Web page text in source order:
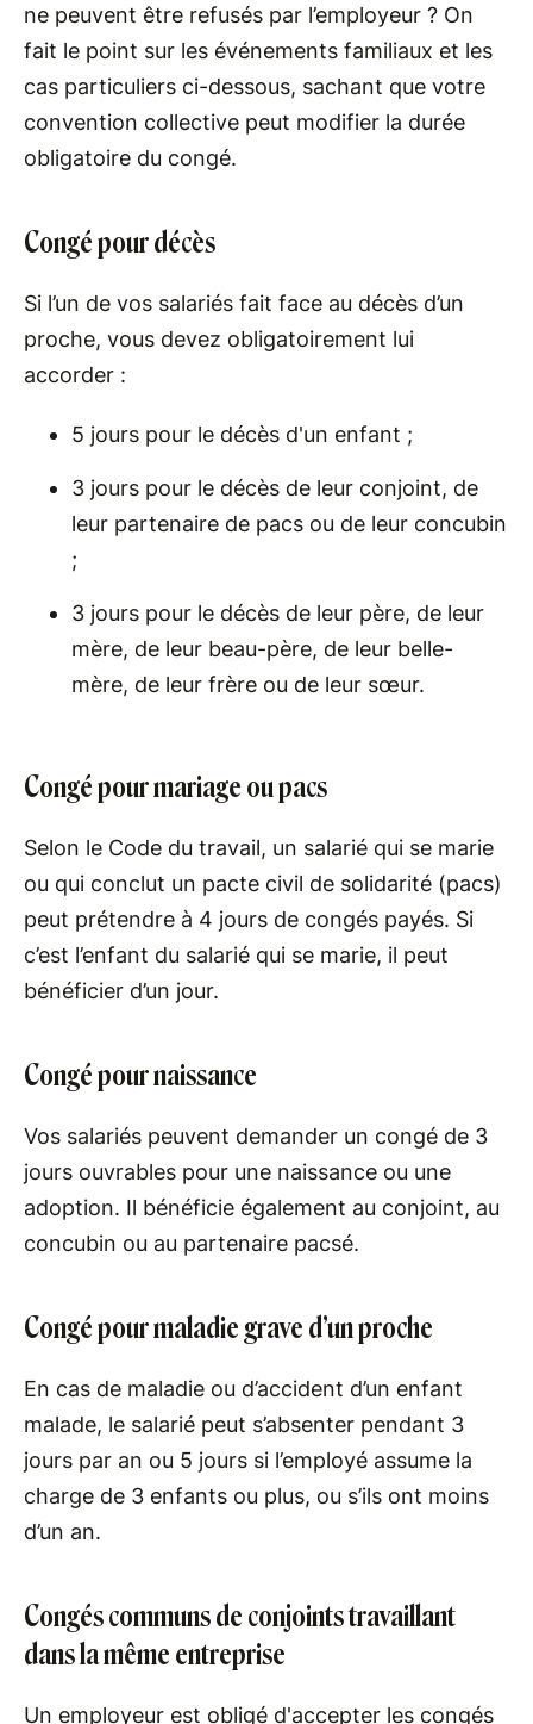
ne peuvent être refusés par l’employeur ? On
fait le point sur les événements familiaux et les
cas particuliers ci-dessous, sachant que votre
convention collective peut modifier la durée
obligatoire du congé.
Congé pour décès
Si l’un de vos salariés fait face au décès d’un
proche, vous devez obligatoirement lui
accorder :
5 jours pour le décès d'un enfant ;
3 jours pour le décès de leur conjoint, de
leur partenaire de pacs ou de leur concubin
;
3 jours pour le décès de leur père, de leur
mère, de leur beau-père, de leur belle-
mère, de leur frère ou de leur sœur.
Congé pour mariage ou pacs
Selon le Code du travail, un salarié qui se marie
ou qui conclut un pacte civil de solidarité (pacs)
peut prétendre à 4 jours de congés payés. Si
c’est l’enfant du salarié qui se marie, il peut
bénéficier d’un jour.
Congé pour naissance
Vos salariés peuvent demander un congé de 3
jours ouvrables pour une naissance ou une
adoption. Il bénéficie également au conjoint, au
concubin ou au partenaire pacsé.
Congé pour maladie grave d’un proche
En cas de maladie ou d’accident d’un enfant
malade, le salarié peut s’absenter pendant 3
jours par an ou 5 jours si l’employé assume la
charge de 3 enfants ou plus, ou s’ils ont moins
d’un an.
Congés communs de conjoints travaillant
dans la même entreprise
Un employeur est obligé d'accepter les congés